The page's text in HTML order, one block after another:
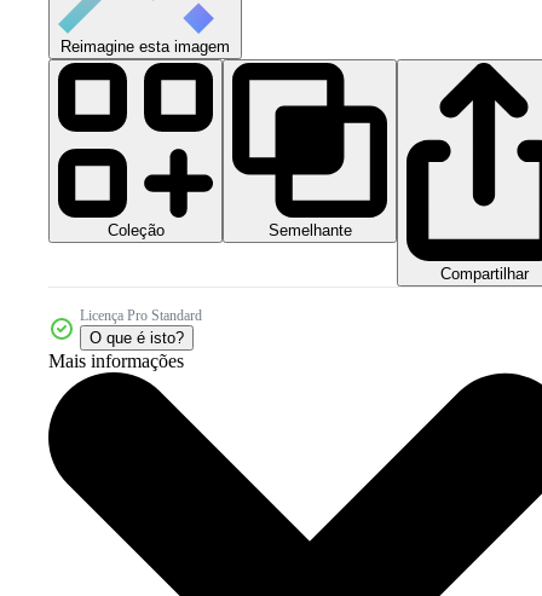
Reimagine esta imagem
Coleção Semelhante
Compartilhar
Licença Pro Standard
O que é isto?
Mais informações